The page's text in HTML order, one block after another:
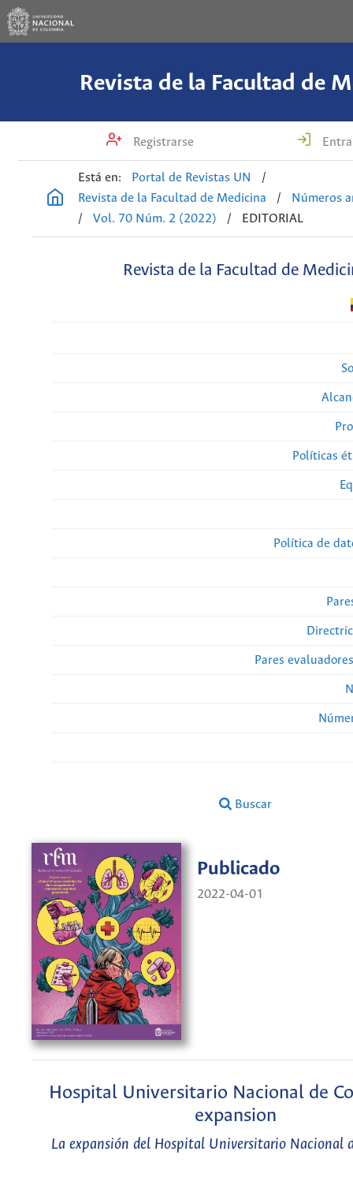
Revista de la Facultad de
Registrarse
Está en: Portal de Revistas UN
/
Revista de la Facultad de Medicina
/
Números
/
Vol. 70 Núm. 2 (2022) / EDITORIAL
Revista de la Facultad de
Políticas
Política de
Pares
Buscar
Publicado
2022-04-01
Hospital Universitario Nacional de
expansion
La expansión del Hospital Universitario Nacional